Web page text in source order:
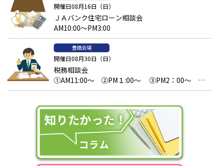
開催日08月16日（日）
ＪＡバンク住宅ローン相談会
AM10:00～PM3:00
豊橋会場
開催日08月30日（日）
税務相談会
①AM11:00～ ②PM１:00～ ③PM2：00～
④PM3：00～